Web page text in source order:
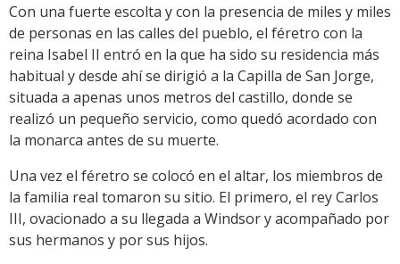
Con una fuerte escolta y con la presencia de miles y miles
de personas en las calles del pueblo, el féretro con la
reina Isabel II entró en la que ha sido su residencia más
habitual y desde ahí se dirigió a la Capilla de San Jorge,
situada a apenas unos metros del castillo, donde se
realizó un pequeño servicio, como quedó acordado con
la monarca antes de su muerte.
Una vez el féretro se colocó en el altar, los miembros de
la familia real tomaron su sitio. El primero, el rey Carlos
III, ovacionado a su llegada a Windsor y acompañado por
sus hermanos y por sus hijos.